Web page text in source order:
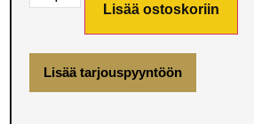
Lisää ostoskoriin
Lisää tarjouspyyntöön